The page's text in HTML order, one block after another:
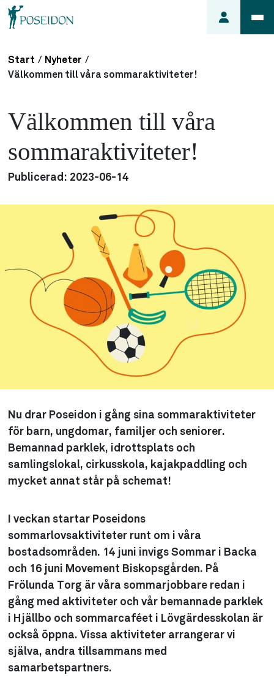
Anmäl ett
Frågor
min
söker du
Start / Nyheter /
Välkommen till våra sommaraktiviteter!
Välkommen till våra
sommaraktiviteter!
Publicerad: 2023-06-14
Nu drar Poseidon i gång sina sommaraktiviteter
för barn, ungdomar, familjer och seniorer.
Bemannad parklek, idrottsplats och
samlingslokal, cirkusskola, kajakpaddling och
mycket annat står på schemat!
I veckan startar Poseidons
sommarlovsaktiviteter runt om i våra
bostadsområden. 14 juni invigs Sommar i Backa
och 16 juni Movement Biskopsgården. På
Frölunda Torg är våra sommarjobbare redan i
gång med aktiviteter och vår bemannade parklek
i Hjällbo och sommarcaféet i Lövgärdesskolan är
också öppna. Vissa aktiviteter arrangerar vi
själva, andra tillsammans med
samarbetspartners.